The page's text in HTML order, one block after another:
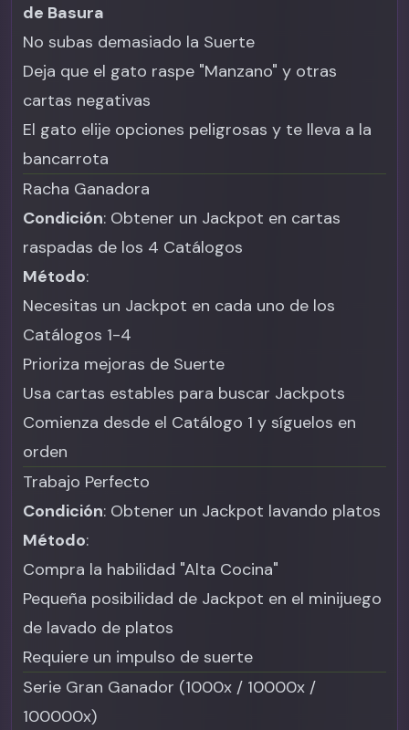
de Basura
No subas demasiado la Suerte
Deja que el gato raspe "Manzano" y otras
cartas negativas
El gato elije opciones peligrosas y te lleva a la
bancarrota
Racha Ganadora
Condición: Obtener un Jackpot en cartas
raspadas de los 4 Catálogos
Método:
Necesitas un Jackpot en cada uno de los
Catálogos 1-4
Prioriza mejoras de Suerte
Usa cartas estables para buscar Jackpots
Comienza desde el Catálogo 1 y síguelos en
orden
Trabajo Perfecto
Condición: Obtener un Jackpot lavando platos
Método:
Compra la habilidad "Alta Cocina"
Pequeña posibilidad de Jackpot en el minijuego
de lavado de platos
Requiere un impulso de suerte
Serie Gran Ganador (1000x / 10000x /
100000x)